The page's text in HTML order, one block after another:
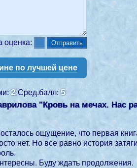
оценка:
по лучшей цене
2Сред.балл:5
"Кровь на мечах. Нас
ощущение, что первая
нет. Но все равно история
Буду ждать продолжения.